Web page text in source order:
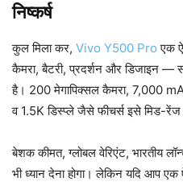
निष्कर्ष
कुल मिला कर, Vivo Y500 Pro एक
कैमरा, बैटरी, प्रदर्शन और डिजाइन
है। 200 मेगापिक्सल कैमरा, 7,000
व 1.5K डिस्प्ले जैसे फीचर्स इसे मिड-
बेशक कीमत, ग्लोबल वेरिएंट, भारतीय
भी ध्यान देना होगा। लेकिन यदि आप एक